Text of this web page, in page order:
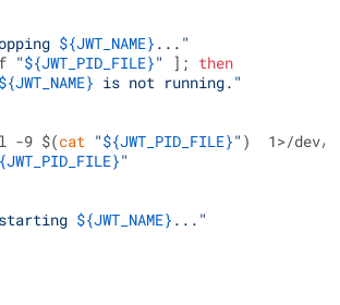
${JWT_NAME} ..."
"${JWT_PID_FILE}" ]; then
${JWT_NAME} is not running."
-9 $(
cat "${JWT_PID_FILE}" )  1>/dev/
"
${JWT_NAME} ..."